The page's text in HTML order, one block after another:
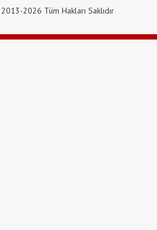
2026 Tüm Hakları Saklıdır